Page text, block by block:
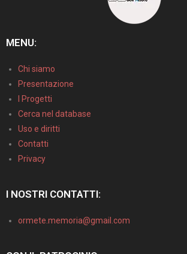
MENU:
Chi siamo
Presentazione
I Progetti
Cerca nel database
Uso e diritti
Contatti
Privacy
I NOSTRI CONTATTI:
ormete.memoria@gmail.com